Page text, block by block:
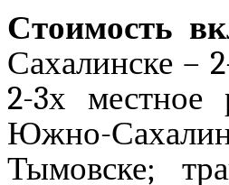
Стоимость
Сахалинске –
2-3х местное
Южно-
Тымовске;